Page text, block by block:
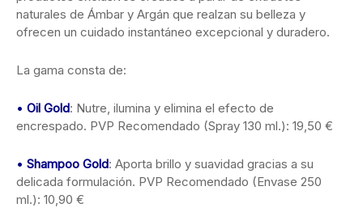
naturales de Ámbar y Argán que realzan su belleza y
ofrecen un cuidado instantáneo excepcional y duradero.
La gama consta de:
• Oil Gold: Nutre, ilumina y elimina el efecto de
encrespado. PVP Recomendado (Spray 130 ml.): 19,50 €
• Shampoo Gold: Aporta brillo y suavidad gracias a su
delicada formulación. PVP Recomendado (Envase 250
ml.): 10,90 €